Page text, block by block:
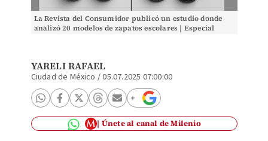
La Revista del Consumidor publicó un estudio donde
analizó 20 modelos de zapatos escolares | Especial
YARELI RAFAEL
Ciudad de México /05.07.2025 07:00:00
Únete al canal de Milenio